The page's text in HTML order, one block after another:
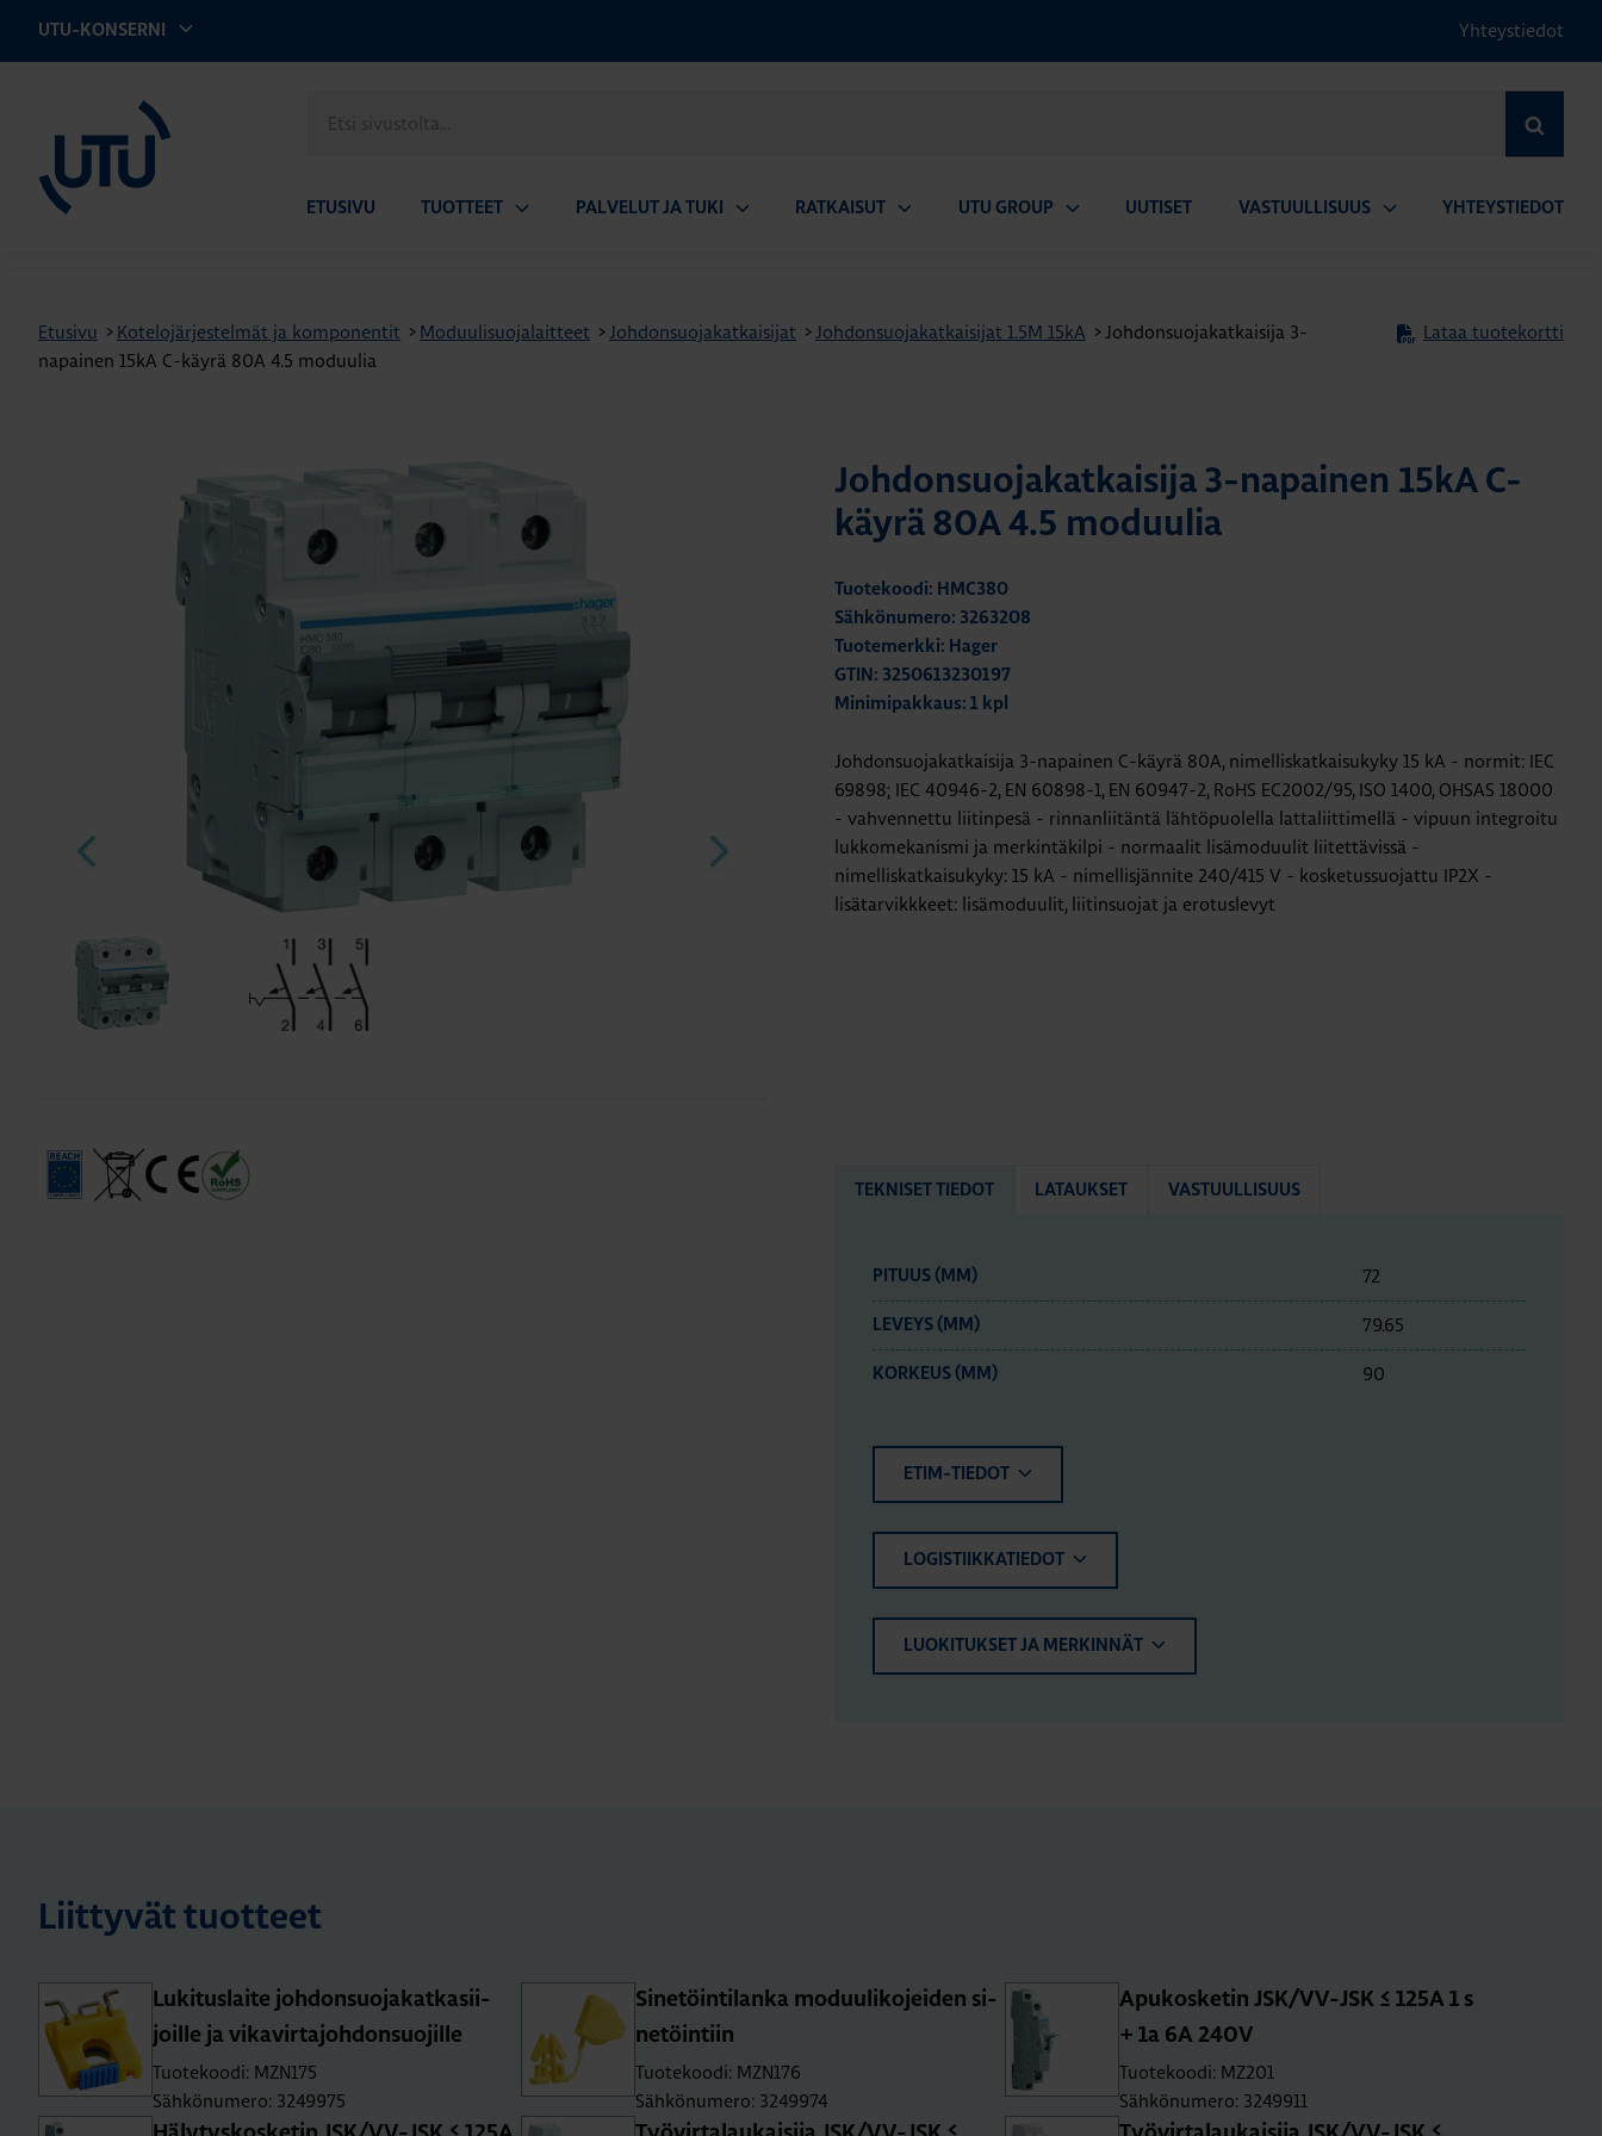
UTU-KONSERNI Yhteystiedot
sivustolta
ETUSIVU TUOTTEET PALVELUT JA TUKI RATKAISUT UTU GROUP UUTISET VASTUULLISUUS YHTEYSTIEDOT
Etusivu > Kotelojärjestelmät ja komponentit > Moduulisuojalaitteet >Johdonsuojakatkaisijat >Johdonsuojakatkaisijat 1.5M 15kA >Johdonsuojakatkaisija 3-
napainen 15kA C-käyrä 80A 4.5 moduulia
Lataa tuotekortti
Johdonsuojakatkaisija 3-napainen 15kA C-
käyrä 80A 4.5 moduulia
Tuotekoodi: HMC380
Sähkönumero: 3263208
Tuotemerkki: Hager
GTIN: 3250613230197
Minimipakkaus: 1 kpl
Johdonsuojakatkaisija 3-napainen C-käyrä 80A, nimelliskatkaisukyky 15 kA - normit: IEC
69898; IEC 40946-2, EN 60898-1, EN 60947-2, RoHS EC2002/95, ISO 1400, OHSAS 18000
- vahvennettu liitinpesä - rinnanliitäntä lähtöpuolella lattaliittimellä - vipuun integroitu
lukkomekanismi ja merkintäkilpi - normaalit lisämoduulit liitettävissä -
nimelliskatkaisukyky: 15 kA - nimellisjännite 240/415 V - kosketussuojattu IP2X -
lisätarvikkkeet: lisämoduulit, liitinsuojat ja erotuslevyt
TEKNISET TIEDOT LATAUKSET VASTUULLISUUS
PITUUS (MM) 72
LEVEYS (MM) 79.65
KORKEUS (MM) 90
ETIM-TIEDOT
LOGISTIIKKATIEDOT
LUOKITUKSET JA MERKINNÄT
Liittyvät tuotteet
Lu­ki­tus­lai­te joh­don­suo­ja­kat­ka­sii­
joil­le ja vi­ka­vir­ta­joh­don­suo­jil­le
Tuotekoodi: MZN175
Sähkönumero: 3249975
Si­ne­töin­ti­lan­ka mo­duu­li­ko­jei­den si­
ne­töin­tiin
Tuotekoodi: MZN176
Sähkönumero: 3249974
Apu­kos­ke­tin JSK/VV-JSK ≤ 125A 1 s
+ 1a 6A 240V
Tuotekoodi: MZ201
Sähkönumero: 3249911